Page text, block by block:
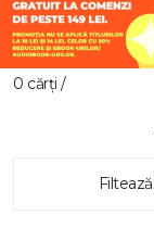
0 cărți /
Filtează